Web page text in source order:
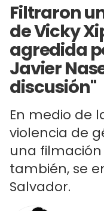
Filtraron
de Vicky
agredida
Javier
discusión"
En medio de
violencia de
una
también, se
Salvador.